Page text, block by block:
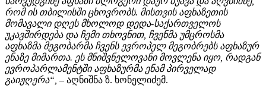
რომ ის თბილისში ცხოვრობს. მისთვის აფხაზეთის
მომავალი დღეს მხოლოდ დედა-საქართველოს
უკავშირდება და ჩემი თხოვნით, ჩვენმა უმცროსმა
აფხაზმა მეგობარმა ჩვენს ევროპელ მეგობრებს აფხაზურ
ენაზე მიმართა. ეს მნიშვნელოვანი მოვლენა იყო, რადგან
ევროპარლამენტში აფხაზურმა ენამ პირველად
გაიჟღერა“, – აღნიშნა ზ. ხონელიძემ.